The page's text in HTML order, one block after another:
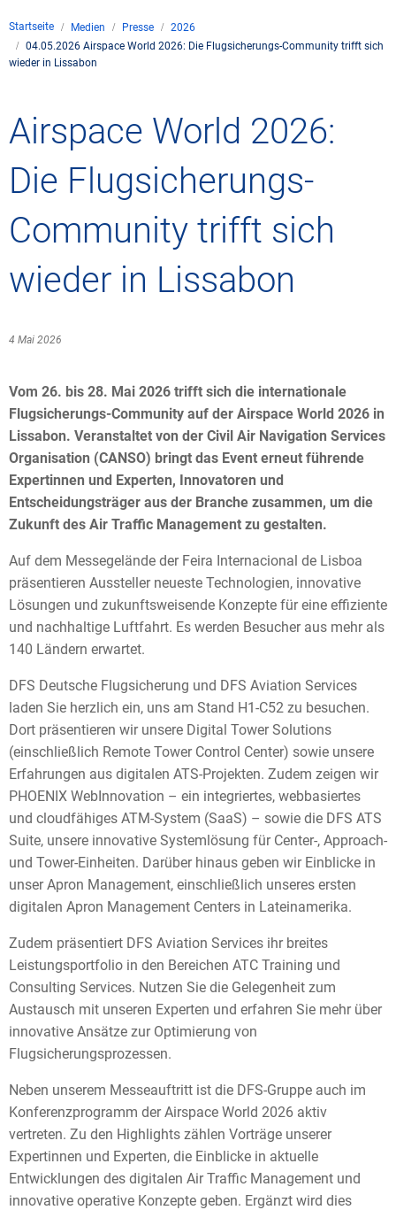
Standorte
Rechtlicher
Zivil-militärische
Geschäftspartner
Technik
Umwelt
Klima
Windenergie
Umwelt vor Ort
Checkliste für
Allgemeine
Kommerzielle
Freizeitaktivitäten
Training
Medien
Karriere
Startseite Medien Presse
2026
04.05.2026 Airspace World 2026: Die Flugsicherungs-Community trifft sich
wieder in Lissabon
Airspace World 2026:
Die Flugsicherungs-
Community trifft sich
wieder in Lissabon
4 Mai 2026
Vom 26. bis 28. Mai 2026 trifft sich die internationale
Flugsicherungs-Community auf der Airspace World 2026 in
Lissabon. Veranstaltet von der Civil Air Navigation Services
Organisation (CANSO) bringt das Event erneut führende
Expertinnen und Experten, Innovatoren und
Entscheidungsträger aus der Branche zusammen, um die
Zukunft des Air Traffic Management zu gestalten.
Auf dem Messegelände der Feira Internacional de Lisboa
präsentieren Aussteller neueste Technologien, innovative
Lösungen und zukunftsweisende Konzepte für eine effiziente
und nachhaltige Luftfahrt. Es werden Besucher aus mehr als
140 Ländern erwartet.
DFS Deutsche Flugsicherung und DFS Aviation Services
laden Sie herzlich ein, uns am Stand H1-C52 zu besuchen.
Dort präsentieren wir unsere Digital Tower Solutions
(einschließlich Remote Tower Control Center) sowie unsere
Erfahrungen aus digitalen ATS-Projekten. Zudem zeigen wir
PHOENIX WebInnovation – ein integriertes, webbasiertes
und cloudfähiges ATM-System (SaaS) – sowie die DFS ATS
Suite, unsere innovative Systemlösung für Center-, Approach-
und Tower-Einheiten. Darüber hinaus geben wir Einblicke in
unser Apron Management, einschließlich unseres ersten
digitalen Apron Management Centers in Lateinamerika.
Zudem präsentiert DFS Aviation Services ihr breites
Leistungsportfolio in den Bereichen ATC Training und
Consulting Services. Nutzen Sie die Gelegenheit zum
Austausch mit unseren Experten und erfahren Sie mehr über
innovative Ansätze zur Optimierung von
Flugsicherungsprozessen.
Neben unserem Messeauftritt ist die DFS-Gruppe auch im
Konferenzprogramm der Airspace World 2026 aktiv
vertreten. Zu den Highlights zählen Vorträge unserer
Expertinnen und Experten, die Einblicke in aktuelle
Entwicklungen des digitalen Air Traffic Management und
innovative operative Konzepte geben. Ergänzt wird dies